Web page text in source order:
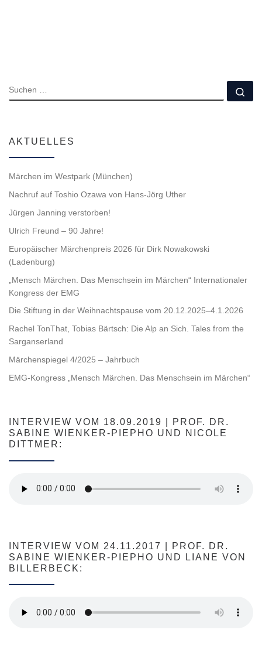
SUCHE
AKTUELLES
Märchen im Westpark (München)
Nachruf auf Toshio Ozawa von Hans-Jörg Uther
Jürgen Janning verstorben!
Ulrich Freund – 90 Jahre!
Europäischer Märchenpreis 2026 für Dirk Nowakowski
(Ladenburg)
„Mensch Märchen. Das Menschsein im Märchen“ Internationaler
Kongress der EMG
Die Stiftung in der Weihnachtspause vom 20.12.2025–4.1.2026
Rachel TonThat, Tobias Bärtsch: Die Alp an Sich. Tales from the
Sarganserland
Märchenspiegel 4/2025 – Jahrbuch
EMG-Kongress „Mensch Märchen. Das Menschsein im Märchen“
INTERVIEW VOM 18.09.2019 | PROF. DR.
SABINE WIENKER-PIEPHO UND NICOLE
DITTMER:
INTERVIEW VOM 24.11.2017 | PROF. DR.
SABINE WIENKER-PIEPHO UND LIANE VON
BILLERBECK: